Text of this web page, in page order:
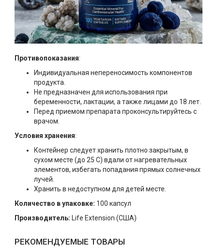
Противопоказания:
Индивидуальная непереносимость компонентов
продукта.
Не предназначен для использования при
беременности, лактации, а также лицами до 18 лет.
Перед приемом препарата проконсультируйтесь с
врачом.
Условия хранения:
Контейнер следует хранить плотно закрытым, в
сухом месте (до 25 C) вдали от нагревательных
элементов, избегать попадания прямых солнечных
лучей.
Хранить в недоступном для детей месте.
Количество в упаковке: 100 капсул
Производитель: Life Extension (США)
РЕКОМЕНДУЕМЫЕ ТОВАРЫ